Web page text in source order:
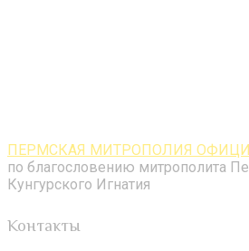
ПЕРМСКАЯ МИТРОПОЛИЯ
по благословению митрополита
Кунгурского Игнатия
Контакты